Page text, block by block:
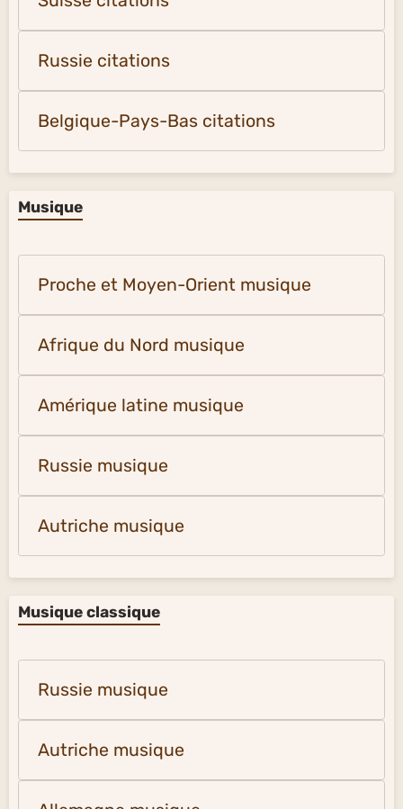
Russie citations
Belgique-Pays-Bas citations
Musique
Proche et Moyen-Orient musique
Afrique du Nord musique
Amérique latine musique
Russie musique
Autriche musique
Musique classique
Russie musique
Autriche musique